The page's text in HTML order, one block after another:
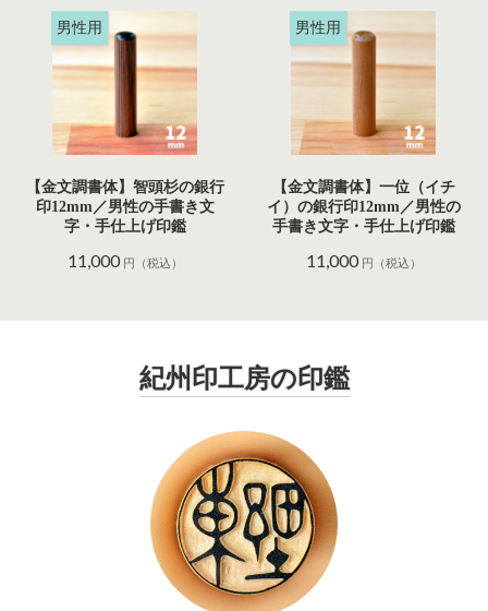
男性用
【金文調書体】智頭杉の銀行
印12mm／男性の手書き文
字・手仕上げ印鑑
11,000 円（税込）
男性用
【金文調書体】一位（イチ
イ）の銀行印12mm／男性の
手書き文字・手仕上げ印鑑
11,000 円（税込）
紀州印工房の印鑑